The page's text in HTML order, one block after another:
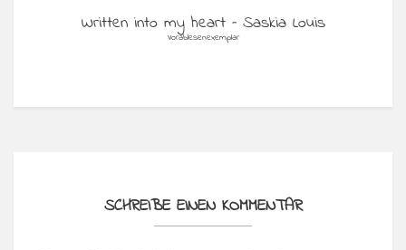
Written into my heart – Saskia Louis
Vorablesenexemplar
SCHREIBE EINEN KOMMENTAR